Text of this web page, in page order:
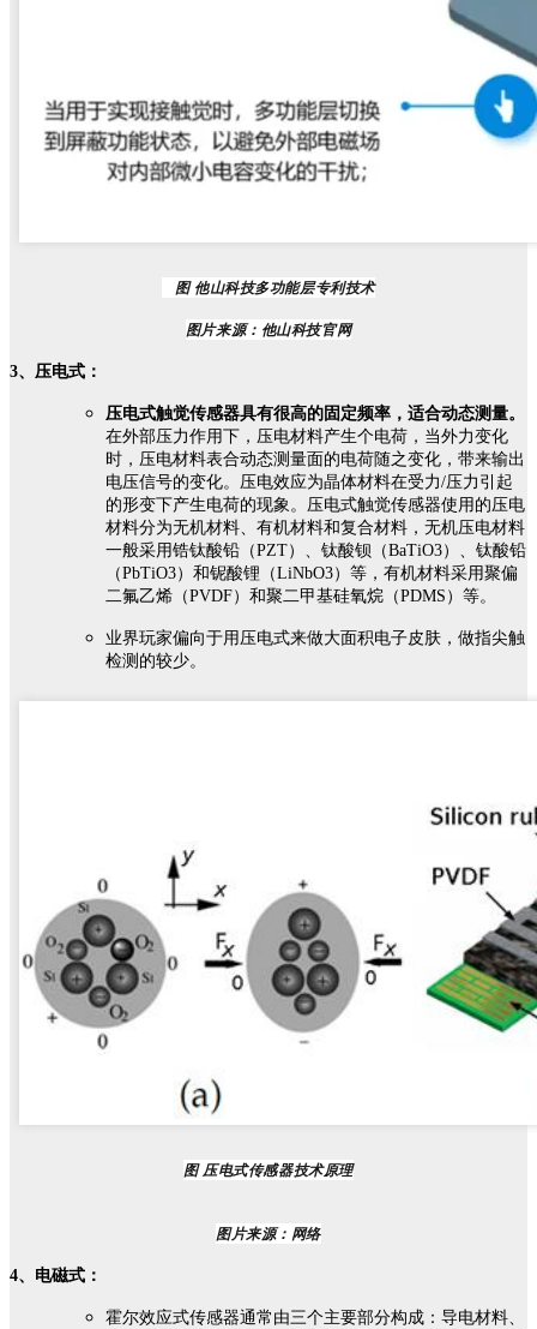
图 他山科技多功能层专利技术
图片来源：他山科技官网
3、压电式：
压电式触觉传感器具有很高的固定频率，适合动态测量。
在外部压力作用下，压电材料产生个电荷，当外力变化
时，压电材料表合动态测量面的电荷随之变化，带来输出
电压信号的变化。压电效应为晶体材料在受力/压力引起
的形变下产生电荷的现象。压电式触觉传感器使用的压电
材料分为无机材料、有机材料和复合材料，无机压电材料
一般采用锆钛酸铅（PZT）、钛酸钡（BaTiO3）、钛酸铅
（PbTiO3）和铌酸锂（LiNbO3）等，有机材料采用聚偏
二氟乙烯（PVDF）和聚二甲基硅氧烷（PDMS）等。
业界玩家偏向于用压电式来做大面积电子皮肤，做指尖触
检测的较少。
图 压电式传感器技术原理
图片来源：网络
4、电磁式：
霍尔效应式传感器通常由三个主要部分构成：导电材料、